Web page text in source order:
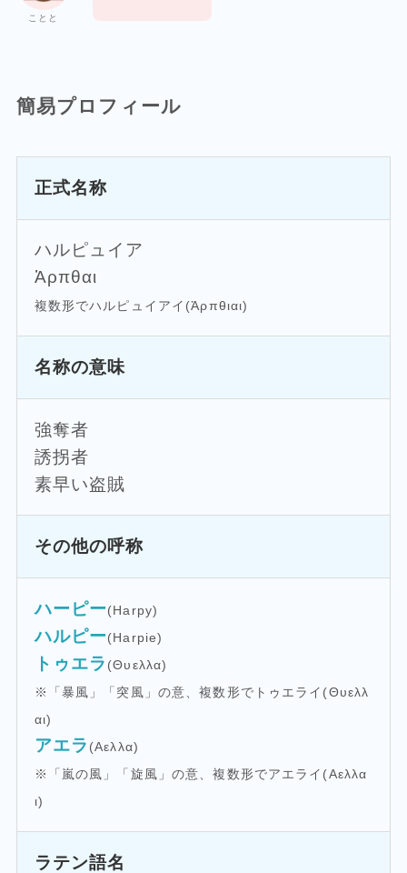
ことと
簡易プロフィール
正式名称
ハルピュイア
Ἁρπθαι
複数形でハルピュイアイ(Ἁρπθιαι)
名称の意味
強奪者
誘拐者
素早い盗賊
その他の呼称
ハーピー(Harpy)
ハルピー(Harpie)
トゥエラ (Θυελλα)
※「暴風」「突風」の意、複数形でトゥエライ(Θυελλ
αι)
アエラ (Αελλα)
※「嵐の風」「旋風」の意、複数形でアエライ(Αελλα
ι)
ラテン語名